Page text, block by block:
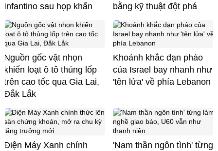
Infantino sau họp khẩn bằng kỹ thuật đột phá
Nguồn gốc vật nhọn
khiến loạt ô tô thủng lốp
trên cao tốc qua Gia Lai,
Đắk Lắk
Khoảnh khắc đạn pháo
của Israel bay nhanh như
'tên lửa' về phía Lebanon
Điện Máy Xanh chính
'Nam thần ngôn tình' từng